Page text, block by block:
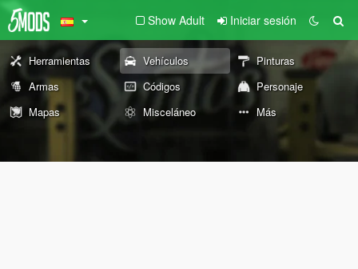
Show Adult Iniciar sesión
Herramientas Vehículos
Pinturas
Armas
Códigos
Personaje
Mapas
Misceláneo Más